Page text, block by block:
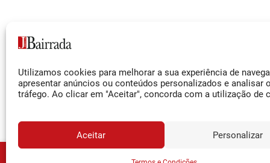
Utilizamos cookies para melhorar a sua experiência de
apresentar anúncios ou conteúdos personalizados e analisar
tráfego. Ao clicar em "Aceitar", concorda com a utilização de
Aceitar Personalizar
Facebook
Instagram
YouTube